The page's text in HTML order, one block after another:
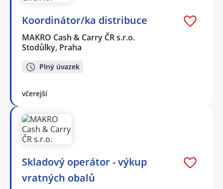
Koordinátor/ka distribuce
MAKRO Cash & Carry ČR s.r.o.
Stodůlky, Praha
Plný úvazek
včerejší
Skladový operátor - výkup
vratných obalů